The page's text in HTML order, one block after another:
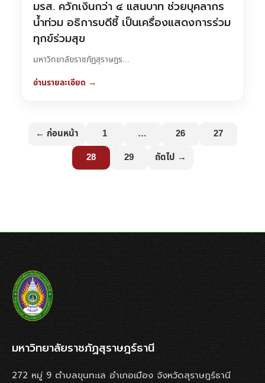
มรส. ควักเงินกว่า ๔ แสนบาท ช่วยบุคลากร
น้ำท่วม อธิการบดีชี้ เป็นเครื่องแสดงการร่วม
ทุกข์ร่วมสุข
มหาวิทยาลัยราชภัฏสุราษฎร...
อ่านรายละเอียด →
← ก่อนหน้า 1 … 26
27
28
29 ถัดไป →
มหาวิทยาลัยราชภัฏสุราษฎร์ธานี
272 หมู่ 9 ตำบลขุนทะเล อำเภอเมือง จังหวัดสุราษฎร์ธานี